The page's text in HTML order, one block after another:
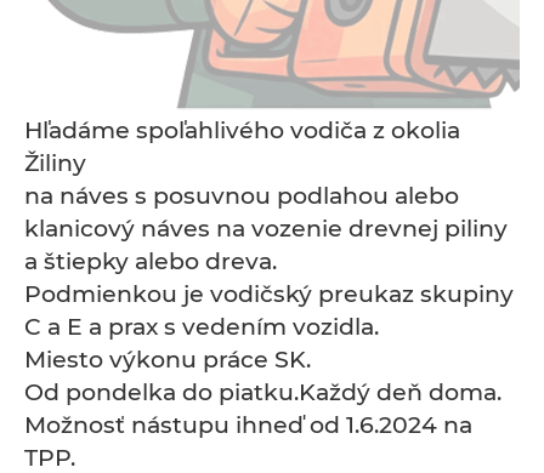
Hľadáme spoľahlivého vodiča z okolia
Žiliny
na náves s posuvnou podlahou alebo
klanicový náves na vozenie drevnej piliny
a štiepky alebo dreva.
Podmienkou je vodičský preukaz skupiny
C a E a prax s vedením vozidla.
Miesto výkonu práce SK.
Od pondelka do piatku.Každý deň doma.
Možnosť nástupu ihneď od 1.6.2024 na
TPP.